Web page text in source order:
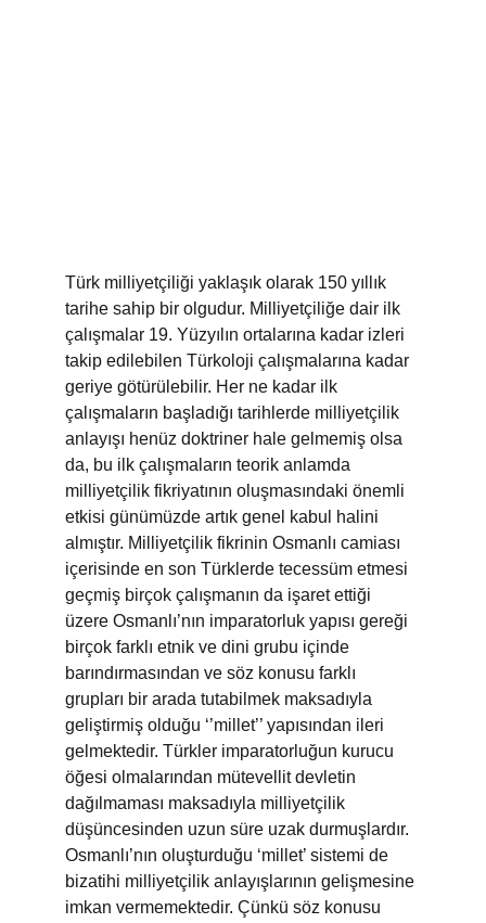
Türk milliyetçiliği yaklaşık olarak 150 yıllık
tarihe sahip bir olgudur. Milliyetçiliğe dair ilk
çalışmalar 19. Yüzyılın ortalarına kadar izleri
takip edilebilen Türkoloji çalışmalarına kadar
geriye götürülebilir. Her ne kadar ilk
çalışmaların başladığı tarihlerde milliyetçilik
anlayışı henüz doktriner hale gelmemiş olsa
da, bu ilk çalışmaların teorik anlamda
milliyetçilik fikriyatının oluşmasındaki önemli
etkisi günümüzde artık genel kabul halini
almıştır. Milliyetçilik fikrinin Osmanlı camiası
içerisinde en son Türklerde tecessüm etmesi
geçmiş birçok çalışmanın da işaret ettiği
üzere Osmanlı’nın imparatorluk yapısı gereği
birçok farklı etnik ve dini grubu içinde
barındırmasından ve söz konusu farklı
grupları bir arada tutabilmek maksadıyla
geliştirmiş olduğu ‘’millet’’ yapısından ileri
gelmektedir. Türkler imparatorluğun kurucu
öğesi olmalarından mütevellit devletin
dağılmaması maksadıyla milliyetçilik
düşüncesinden uzun süre uzak durmuşlardır.
Osmanlı’nın oluşturduğu ‘millet’ sistemi de
bizatihi milliyetçilik anlayışlarının gelişmesine
imkan vermemektedir. Çünkü söz konusu